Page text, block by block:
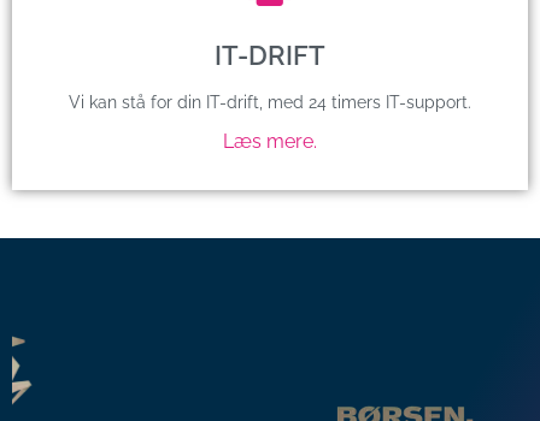
IT-DRIFT
Vi kan stå for din IT-drift, med 24 timers IT-support.
Læs mere.